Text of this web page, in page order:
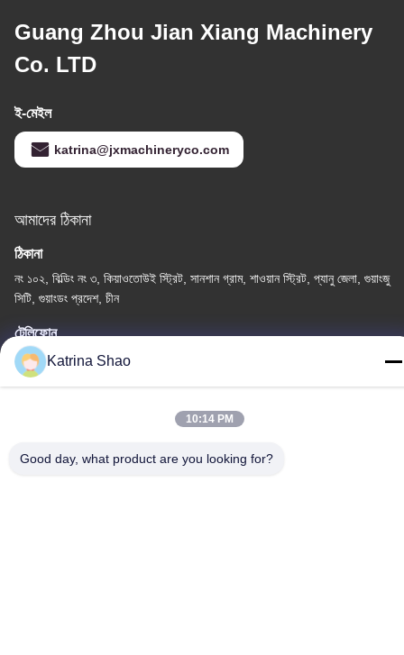
Guang Zhou Jian Xiang Machinery
Co. LTD
ই-মেইল
katrina@jxmachineryco.com
আমাদের ঠিকানা
ঠিকানা
নং ১০২, বিল্ডিং নং ৩, কিয়াওতোউই স্ট্রিট, সানশান গ্রাম, শাওয়ান স্ট্রিট, প্যানু জেলা, গুয়াংজু
সিটি, গুয়াংডং প্রদেশ, চীন
টেলিফোন
86--15913188664
গোপনীয়তা নীতি |সাইট ম্যাপ
Katrina Shao
10:14 PM
Good day, what product are you looking for?